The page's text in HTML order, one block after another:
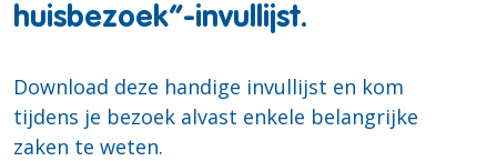
huisbezoek”-invullijst.
Download deze handige invullijst en kom
tijdens je bezoek alvast enkele belangrijke
zaken te weten.